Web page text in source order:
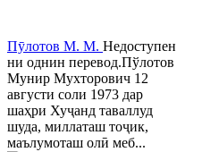
Пӯлотов М. М. Недоступен
ни однин перевод.Пўлотов
Мунир Мухторович 12
августи соли 1973 дар
шаҳри Хуҷанд таваллуд
шуда, миллаташ тоҷик,
маълумоташ олӣ меб...